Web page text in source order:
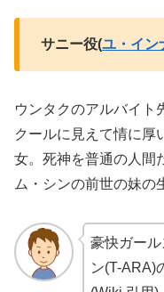
サニー役(ユ・イン
ウンタクのアルバイト
クールに見えて情に厚
女。死神を普通の人間
ム・シンの前世の妹の
豪快ガー
ン(T-ARA)